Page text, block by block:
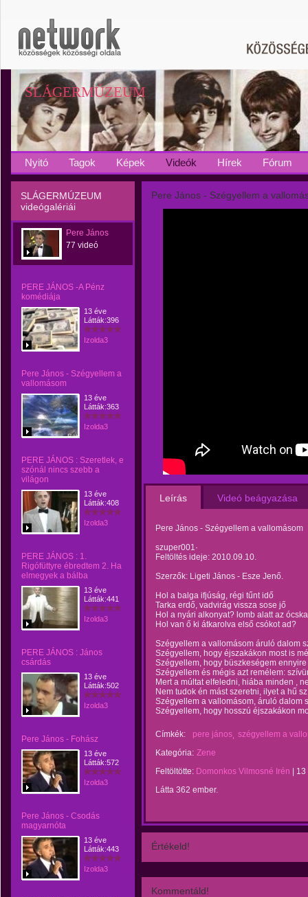
SLÁGERMÚZEUM
Nyitó Tagok Képek Videók Hírek Fórum
SLÁGERMÚZEUM
videógalériái
Pere János
77 videó
PERE JÁNOS -A Pénz
komédiája
13 éve
Látták:396
Izolda3
Pere János - Szégyellem a
vallomásom
13 éve
Látták:363
Izolda3
PERE JÁNOS : Szeretlek, e
szónál nincs szebb a
világon
13 éve
Látták:408
Izolda3
PERE JÁNOS : 1.
Rigófüttyre ébredtem 2. Ha
elmegyek a bálba
13 éve
Látták:441
Izolda3
PERE JÁNOS : János
csárdás
13 éve
Látták:502
Izolda3
Pere János - Fohász
13 éve
Látták:572
Izolda3
Pere János - Csodás
magyarnóta
13 éve
Látták:443
Izolda3
Pere János - Szégyellem a
Leírás Videó beágyazása
Pere János - Szégyellem a vallomásom
szuper001·
Feltöltés ideje: 2010.09.10.
Szerzők: Ligeti János - Esze Jenő.
Hol a balga ifjúság, régi tűnt idő
Tarka erdő, vadvirág vissza sose jő
Hol a nyári alkonyat? lomb alatt az
Hol van ő ki átkarolva első csókot ad?
Szégyellem a vallomásom áruló dalom
Szégyellem, hogy éjszakákon most is
Szégyellem, hogy büszkeségem
Szégyellem és mégis azt remélem:
Mert a múltat elfeledni, hiába minden ,
Nem tudok én mást szeretni, ilyet a hű
Szégyellem a vallomásom, áruló dalom
Szégyellem, hogy hosszú éjszakákon
Címkék: pere jános szégyellem a
Kategória: Zene
Feltöltötte: Domonkos Vilmosné Irén
13
Látta 362 ember.
Értékeld!
Kommentáld!